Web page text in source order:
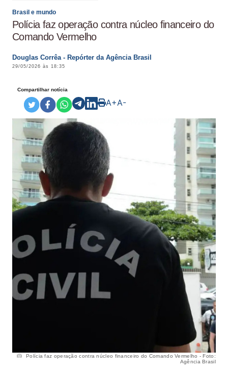
Brasil e mundo
Polícia faz operação contra núcleo financeiro do
Comando Vermelho
Douglas Corrêa - Repórter da Agência Brasil
29/05/2026 às 18:35
Compartilhar notícia
A+A-
Polícia faz operação contra núcleo financeiro do Comando Vermelho - Foto:
Agência Brasil